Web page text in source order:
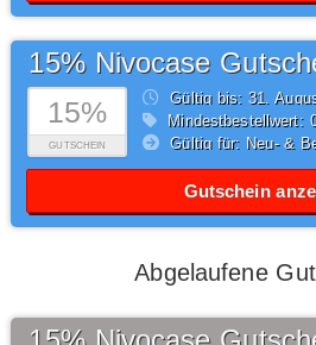
15%
GUTSCHEIN
15% Nivocase
Gültig bis: 31.
Mindestbestellwert:
Gültig für: Neu- &
Gutschein
Abgelaufene